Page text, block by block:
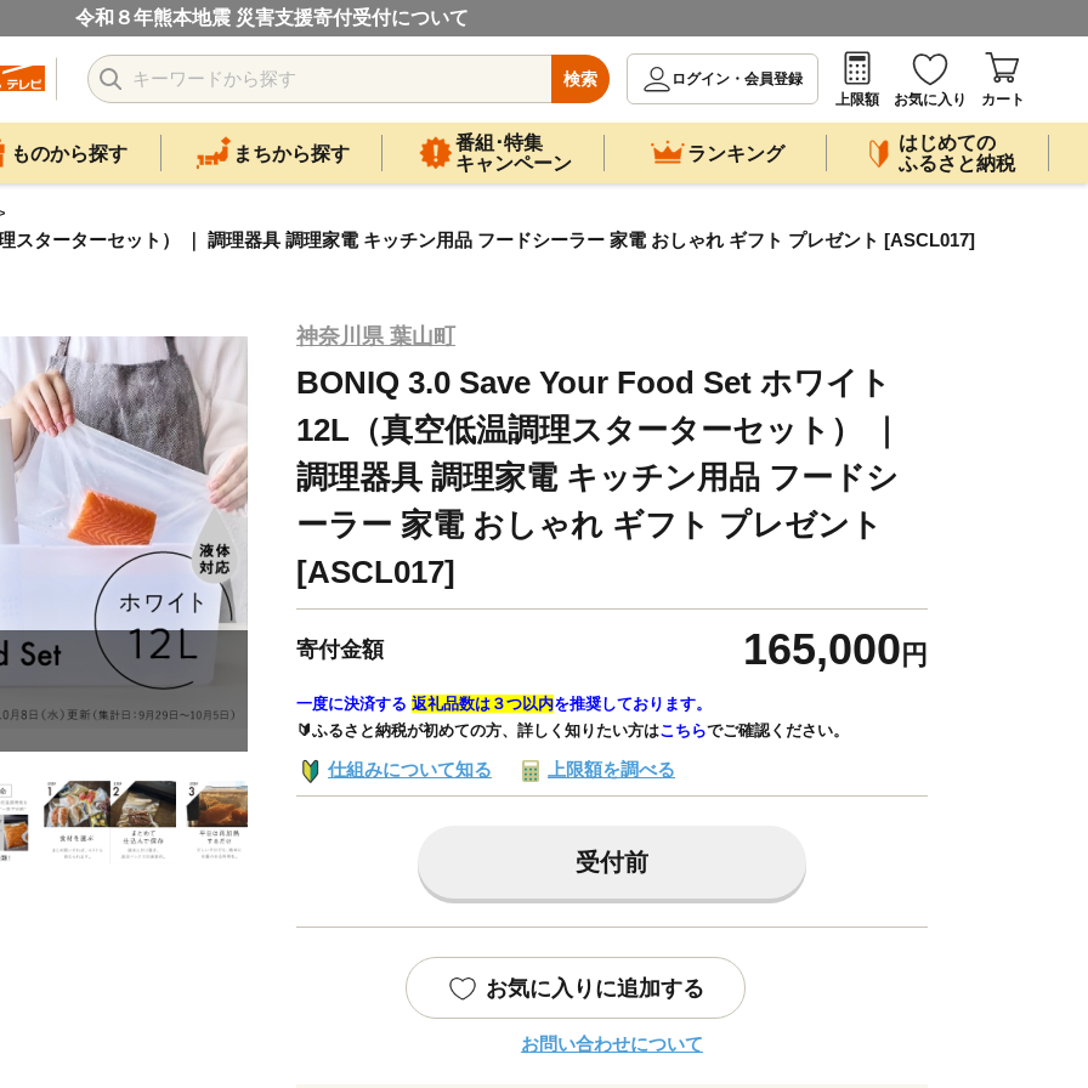
令和８年熊本地震 災害支援寄付受付について
検索
ログイン・会員登録
上限額
お気に入り カート
ものから探す まちから探す
番組･特集
キャンペーン
ランキング
はじめての
ふるさと納税
ターターセット） ｜ 調理器具 調理家電 キッチン用品 フードシーラー 家電 おしゃれ ギフト プレゼント [ASCL017]
神奈川県 葉山町
BONIQ 3.0 Save Your Food Set ホワイト
12L（真空低温調理スターターセット） ｜
調理器具 調理家電 キッチン用品 フードシ
ーラー 家電 おしゃれ ギフト プレゼント
[ASCL017]
寄付金額 165,000 円
一度に決済する 返礼品数は３つ以内を推奨しております。
🔰ふるさと納税が初めての方、詳しく知りたい方はこちらでご確認ください。
仕組みについて知る 上限額を調べる
受付前
お気に入りに追加する
お問い合わせについて